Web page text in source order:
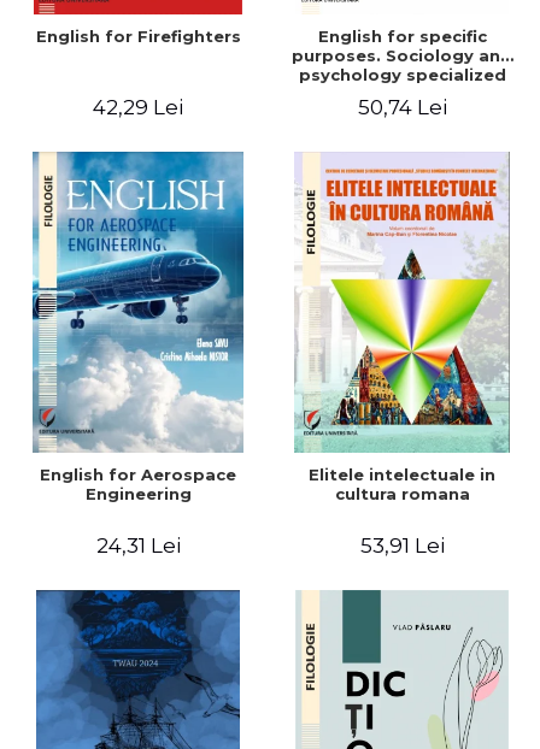
English for Firefighters
42,29 Lei
English for specific
purposes. Sociology and
psychology specialized
50,74 Lei
English for Aerospace
Engineering
24,31 Lei
Elitele intelectuale in
cultura romana
53,91 Lei